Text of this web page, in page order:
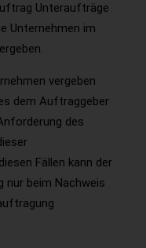
Unteraufträge
Unternehmen im
vergeben
dem Auftraggeber
des
Fällen kann der
nur beim Nachweis